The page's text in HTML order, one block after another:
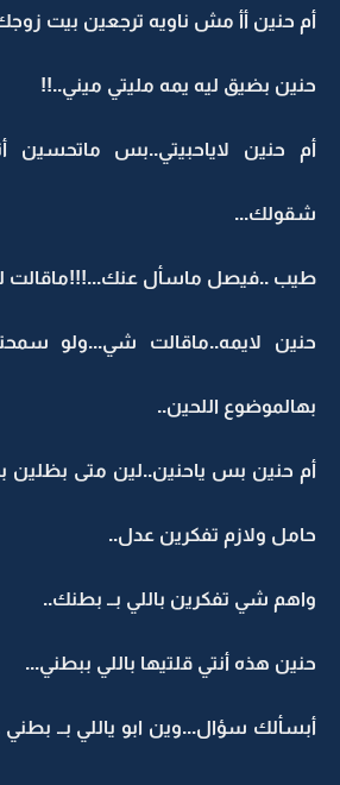
أم حنين أأ مش ناويه ترجعين بيت
حنين بضيق ليه يمه مليتي ميني..!!
أم حنين لاياحبيتي..بس ماتحسين
شقولك...
طيب ..فيصل ماسأل عنك...!!!ماقالت
حنين لايمه..ماقالت شي...ولو
بهالموضوع اللحين..
أم حنين بس ياحنين..لين متى بظلين
حامل ولازم تفكرين عدل..
واهم شي تفكرين باللي بــ بطنك..
حنين هذه أنتي قلتيها باللي ببطني...
أبسألك سؤال...وين ابو ياللي بــ